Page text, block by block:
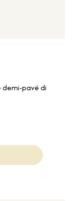
demi-pavé di